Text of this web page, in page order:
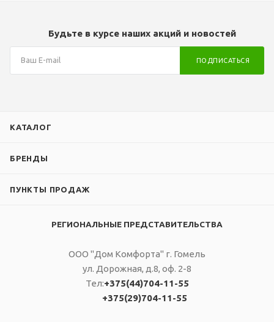
Будьте в курсе наших акций и новостей
ПОДПИСАТЬСЯ
КАТАЛОГ
БРЕНДЫ
ПУНКТЫ ПРОДАЖ
РЕГИОНАЛЬНЫЕ ПРЕДСТАВИТЕЛЬСТВА
ООО "Дом Комфорта" г. Гомель
ул. Дорожная, д.8, оф. 2-8
Тел:+375(44)704-11-55
+375(29)704-11-55